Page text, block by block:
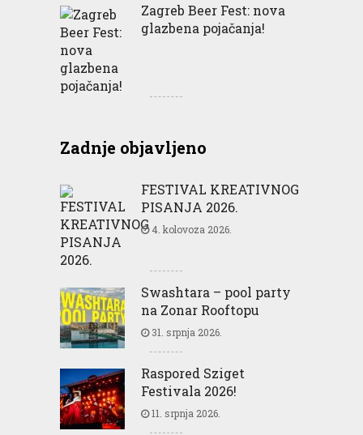
Zagreb Beer Fest: nova
glazbena pojačanja!
Zadnje objavljeno
FESTIVAL KREATIVNOG
PISANJA 2026.
4. kolovoza 2026.
Swashtara – pool party
na Zonar Rooftopu
31. srpnja 2026.
Raspored Sziget
Festivala 2026!
11. srpnja 2026.